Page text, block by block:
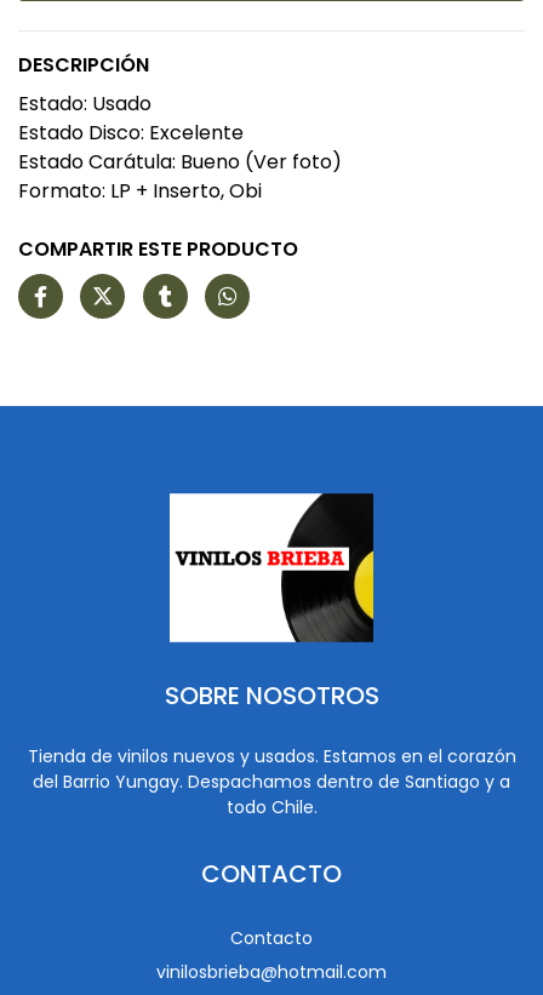
DESCRIPCIÓN
Estado: Usado
Estado Disco: Excelente
Estado Carátula: Bueno (Ver foto)
Formato: LP + Inserto, Obi
COMPARTIR ESTE PRODUCTO
SOBRE NOSOTROS
Tienda de vinilos nuevos y usados. Estamos en el corazón
del Barrio Yungay. Despachamos dentro de Santiago y a
todo Chile.
CONTACTO
Contacto
vinilosbrieba@hotmail.com